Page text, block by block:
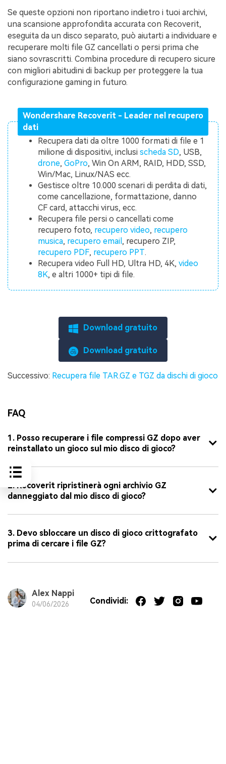
Se queste opzioni non riportano indietro i tuoi archivi,
una scansione approfondita accurata con Recoverit,
eseguita da un disco separato, può aiutarti a individuare e
recuperare molti file GZ cancellati o persi prima che
siano sovrascritti. Combina procedure di recupero sicure
con migliori abitudini di backup per proteggere la tua
configurazione gaming in futuro.
Wondershare Recoverit - Leader nel recupero
dati
Recupera dati da oltre 1000 formati di file e 1
milione di dispositivi, inclusischeda SD, USB,
drone,GoPro, Win On ARM, RAID, HDD, SSD,
Win/Mac, Linux/NAS ecc.
Gestisce oltre 10.000 scenari di perdita di dati,
come cancellazione, formattazione, danno
CF card, attacchi virus, ecc.
Recupera file persi o cancellati come
recupero foto, recupero video, recupero
musica, recupero email, recupero ZIP,
recupero PDF, recupero PPT.
Recupera video Full HD, Ultra HD, 4K,video
8K, e altri 1000+ tipi di file.
Download gratuito
Download gratuito
Successivo: Recupera file TAR.GZ e TGZ da dischi di gioco
FAQ
1. Posso recuperare i file compressi GZ dopo aver
reinstallato un gioco sul mio disco di gioco?
2. Recoverit ripristinerà ogni archivio GZ
danneggiato dal mio disco di gioco?
3. Devo sbloccare un disco di gioco crittografato
prima di cercare i file GZ?
Alex Nappi
04/06/2026 Condividi: